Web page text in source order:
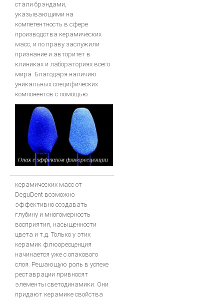
стали брэндами,
указывающими на
компетентность в сфере
производства керамических
масс, и по праву заслужили
признание и авторитет в
клиниках и лабораториях всего
мира. Благодаря наличию
уникальных специфических
компонентов с помощью
керамических масс от
DeguDent возможно
эффективно создавать
глубину и многомерность
восприятия, насыщенности
цвета и т.д. Только у этих
керамик флюоресценция
начинается уже с опакового
слоя. Решающую роль в успехе
реставрации привносят
элементы светодинамики. Они
придают керамике свойства